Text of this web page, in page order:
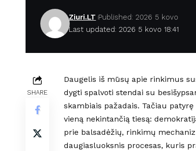
Last updated: 2026 5 kovo 18:41
Ziuri.LT Published: 2026 5 kovo
SHARE
Daugelis iš mūsų apie rinkimus
dygti spalvoti stendai su
skambiais pažadais. Tačiau
vieną nekintančią tiesą:
prie balsadėžių, rinkimų
daugiasluoksnis procesas, kuris